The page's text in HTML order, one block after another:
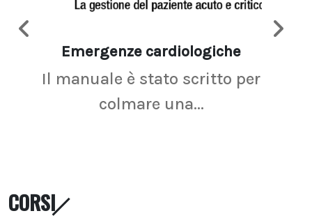
Emergenze cardiologiche
Il manuale è stato scritto per
colmare una...
CORSI